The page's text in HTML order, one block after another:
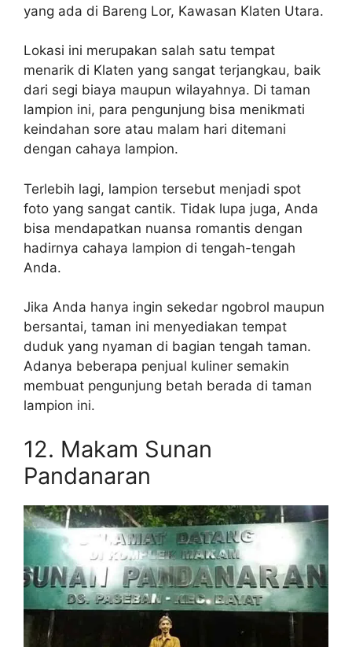
yang ada di Bareng Lor, Kawasan Klaten Utara.
Lokasi ini merupakan salah satu tempat
menarik di Klaten yang sangat terjangkau, baik
dari segi biaya maupun wilayahnya. Di taman
lampion ini, para pengunjung bisa menikmati
keindahan sore atau malam hari ditemani
dengan cahaya lampion.
Terlebih lagi, lampion tersebut menjadi spot
foto yang sangat cantik. Tidak lupa juga, Anda
bisa mendapatkan nuansa romantis dengan
hadirnya cahaya lampion di tengah-tengah
Anda.
Jika Anda hanya ingin sekedar ngobrol maupun
bersantai, taman ini menyediakan tempat
duduk yang nyaman di bagian tengah taman.
Adanya beberapa penjual kuliner semakin
membuat pengunjung betah berada di taman
lampion ini.
12. Makam Sunan
Pandanaran